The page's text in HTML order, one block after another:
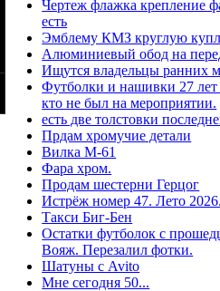
Чертеж флажка крепление
есть
Эмблему КМЗ круглую
Алюминиевый обод на
Ищутся владельцы ранних
Футболки и нашивки 27
кто не был на мероприятии.
есть две толстовки
Прдам хромучие детали
Вилка М-61
Фара хром.
Продам шестерни Герцог
Истрёж номер 47. Лето
Такси Биг-Бен
Остатки футболок с
Вояж. Перезалил фотки.
Шатуны с Avito
Мне сегодня 50...